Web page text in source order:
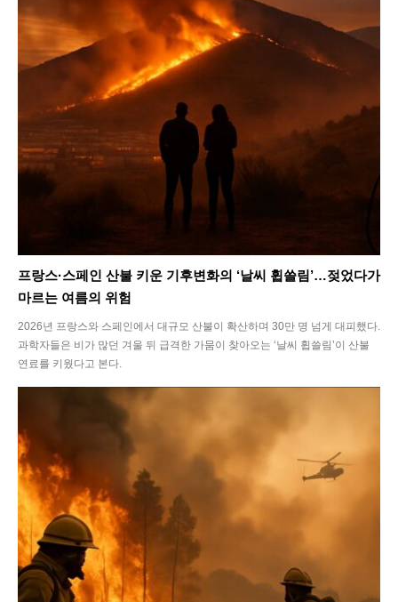
프랑스·스페인 산불 키운 기후변화의 ‘날씨 휩쓸림’…젖었다가
마르는 여름의 위험
2026년 프랑스와 스페인에서 대규모 산불이 확산하며 30만 명 넘게 대피했다.
과학자들은 비가 많던 겨울 뒤 급격한 가뭄이 찾아오는 ‘날씨 휩쓸림’이 산불
연료를 키웠다고 본다.